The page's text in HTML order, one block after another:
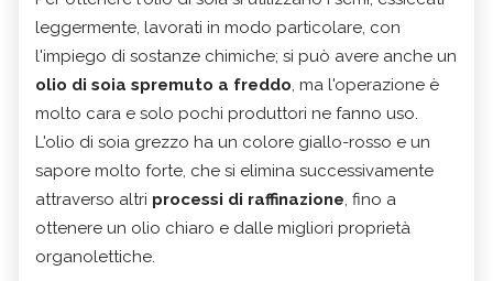
leggermente, lavorati in modo particolare, con
l'impiego di sostanze chimiche; si può avere anche un
olio di soia spremuto a freddo, ma l'operazione è
molto cara e solo pochi produttori ne fanno uso.
L'olio di soia grezzo ha un colore giallo-rosso e un
sapore molto forte, che si elimina successivamente
attraverso altri processi di raffinazione, fino a
ottenere un olio chiaro e dalle migliori proprietà
organolettiche.